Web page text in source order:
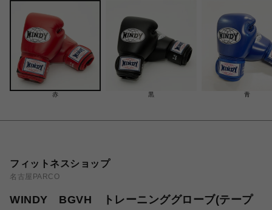
赤 黒 青
フィットネスショップ
名古屋PARCO
WINDY BGVH トレーニンググローブ(テープ